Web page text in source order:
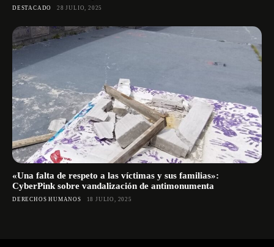
DESTACADO 28 JULIO, 2025
«Una falta de respeto a las víctimas y sus familias»:
CyberPink sobre vandalización de antimonumenta
DERECHOS HUMANOS 18 JULIO, 2025